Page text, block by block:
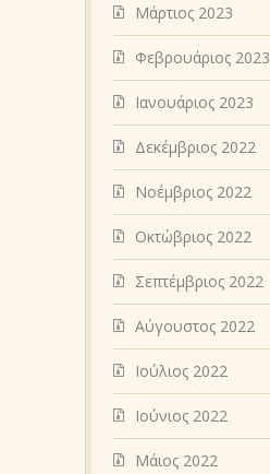
Μάρτιος 2023
Φεβρουάριος 2023
Ιανουάριος 2023
Δεκέμβριος 2022
Νοέμβριος 2022
Οκτώβριος 2022
Σεπτέμβριος 2022
Αύγουστος 2022
Ιούλιος 2022
Ιούνιος 2022
Μάιος 2022